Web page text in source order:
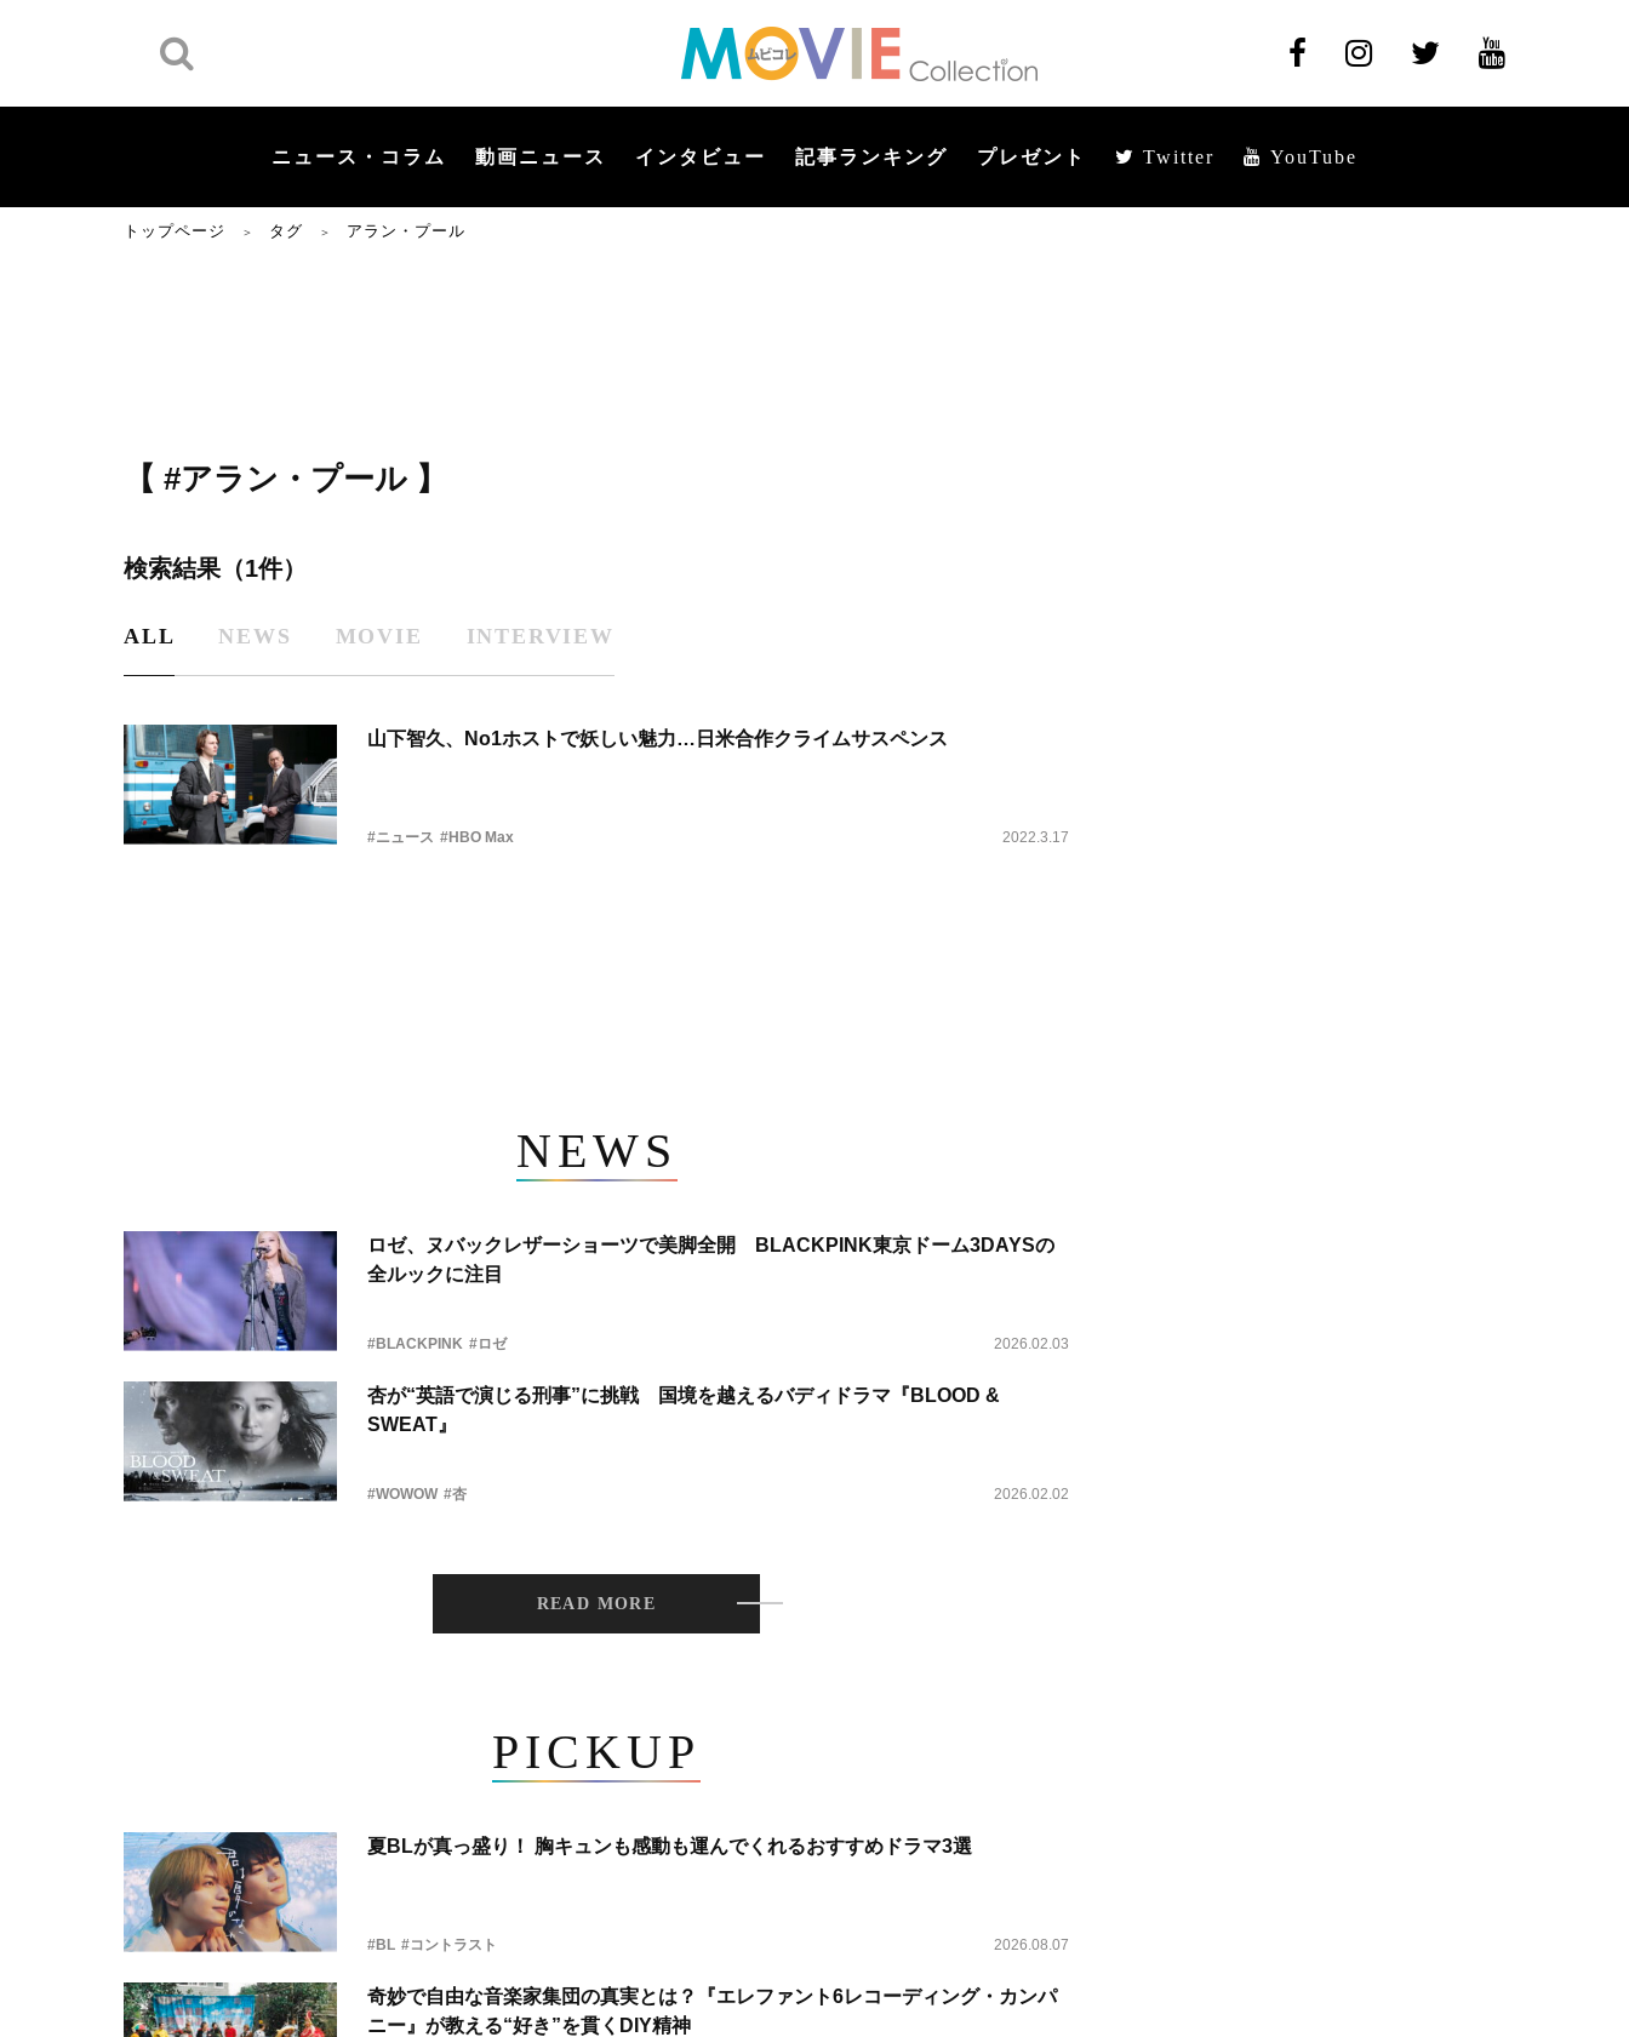
ニュース・コラム 動画ニュース インタビュー 記事ランキング プレゼント Twitter YouTube
トップページ ＞ タグ ＞ アラン・プール
【 #アラン・プール 】
検索結果（1件）
ALL NEWS MOVIE INTERVIEW
山下智久、No1ホストで妖しい魅力…日米合作クライムサスペンス
#ニュース #HBO Max 2022.3.17
NEWS
ロゼ、ヌバックレザーショーツで美脚全開 BLACKPINK東京ドーム3DAYSの
全ルックに注目
#BLACKPINK #ロゼ 2026.02.03
杏が“英語で演じる刑事”に挑戦 国境を越えるバディドラマ『BLOOD &
SWEAT』
#WOWOW #杏 2026.02.02
READ MORE
PICKUP
夏BLが真っ盛り！ 胸キュンも感動も運んでくれるおすすめドラマ3選
#BL #コントラスト 2026.08.07
奇妙で自由な音楽家集団の真実とは？『エレファント6レコーディング・カンパ
ニー』が教える“好き”を貫くDIY精神